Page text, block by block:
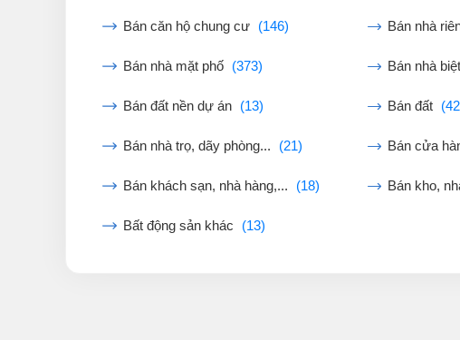
Bán căn hộ chung cư (146) Bán nhà
Bán nhà mặt phố (373) Bán nhà
Bán đất nền dự án (13) Bán đất
Bán nhà trọ, dãy phòng... (21) Bán cửa
Bán khách sạn, nhà hàng,... (18) Bán kho,
Bất động sản khác (13)